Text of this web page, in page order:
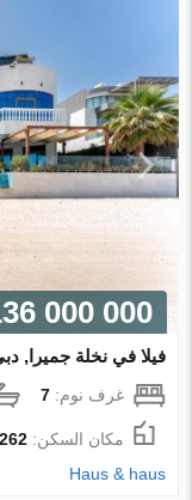
000 000 AED
فيلا في نخلة جميرا, دبي 7 غرف نوم , 1262 م² رقم
غرف نوم:7
مكان السكن:m
Haus & haus